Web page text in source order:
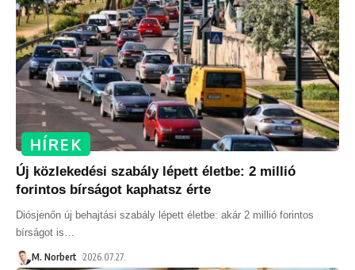
HÍREK
Új közlekedési szabály lépett életbe: 2 millió
forintos bírságot kaphatsz érte
Diósjenőn új behajtási szabály lépett életbe: akár 2 millió forintos
bírságot is…
M. Norbert 2026.07.27.